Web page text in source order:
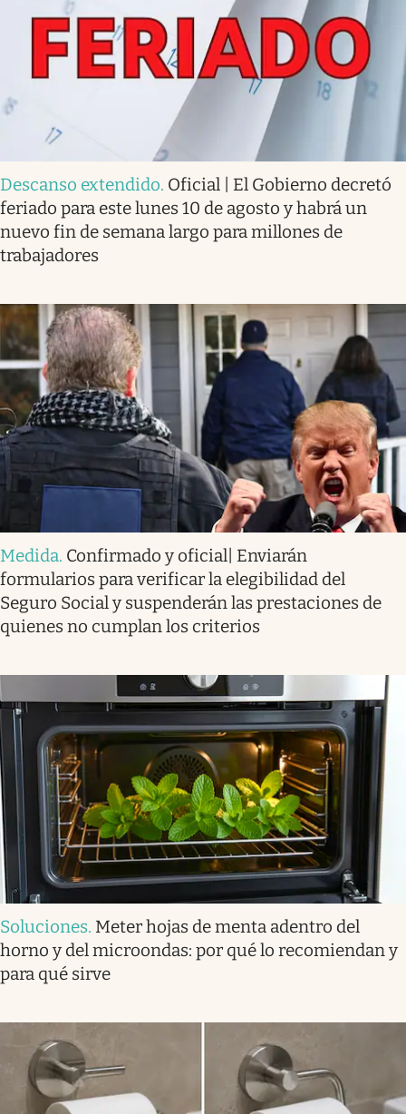
Descanso extendido. Oficial | El Gobierno decretó
feriado para este lunes 10 de agosto y habrá un
nuevo fin de semana largo para millones de
trabajadores
Medida. Confirmado y oficial| Enviarán
formularios para verificar la elegibilidad del
Seguro Social y suspenderán las prestaciones de
quienes no cumplan los criterios
Soluciones. Meter hojas de menta adentro del
horno y del microondas: por qué lo recomiendan y
para qué sirve